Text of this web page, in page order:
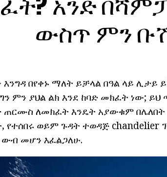
ውስጥ ምን
በየቀኑ ማለት ይቻላል በዓል ላይ ሊታይ
ምን ያህል ልክ እንደ ከባድ መክፈት ነው;
ጠርሙስ ለመክፈት እንዴት አያውቁም
የተሰበሩ ወይም ጉዳት ተወዳጅ chandelier
መሆን እፈልጋለሁ.